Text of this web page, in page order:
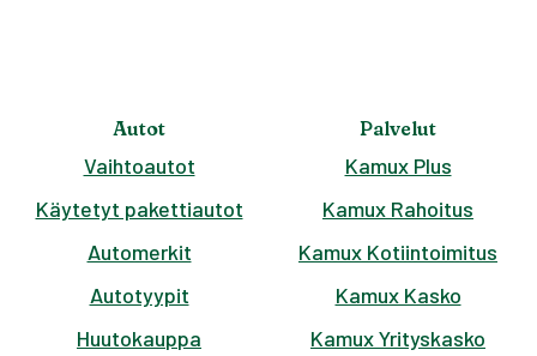
Autot
Vaihtoautot
Käytetyt pakettiautot
Automerkit
Autotyypit
Huutokauppa
Palvelut
Kamux Plus
Kamux Rahoitus
Kamux Kotiintoimitus
Kamux Kasko
Kamux Yrityskasko